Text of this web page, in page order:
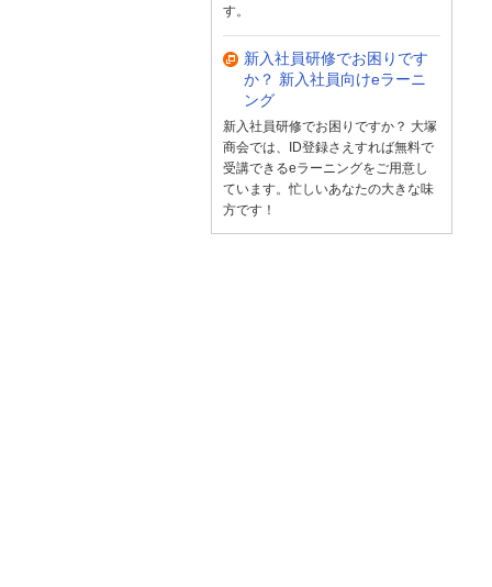
す。
新入社員研修でお困りです
か？ 新入社員向けeラーニ
ング
新入社員研修でお困りですか？ 大塚
商会では、ID登録さえすれば無料で
受講できるeラーニングをご用意し
ています。忙しいあなたの大きな味
方です！